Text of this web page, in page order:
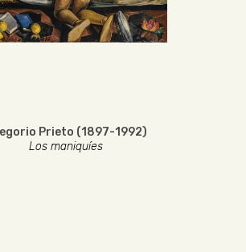
Prieto (1897-1992)
Los maniquíes